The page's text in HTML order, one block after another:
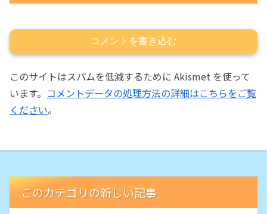
コメントを書き込む
このサイトはスパムを低減するために Akismet を使って
います。 コメントデータの処理方法の詳細はこちらをご覧
ください。
このカテゴリの新しい記事